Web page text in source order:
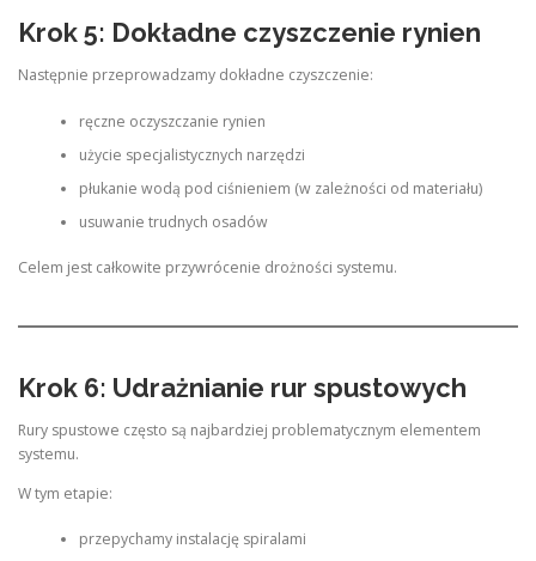
Krok 5: Dokładne czyszczenie rynien
Następnie przeprowadzamy dokładne czyszczenie:
ręczne oczyszczanie rynien
użycie specjalistycznych narzędzi
płukanie wodą pod ciśnieniem (w zależności od materiału)
usuwanie trudnych osadów
Celem jest całkowite przywrócenie drożności systemu.
Krok 6: Udrażnianie rur spustowych
Rury spustowe często są najbardziej problematycznym elementem
systemu.
W tym etapie:
przepychamy instalację spiralami